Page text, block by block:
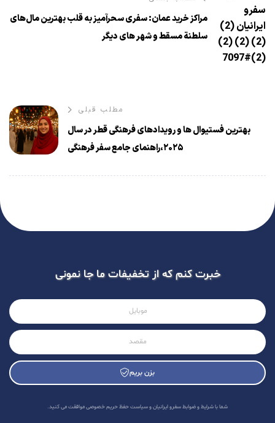
مراكز خرید عمان: سفری سحرآمیز به قلب بهترین مال‌های
سلطنة مسقط و شهر های دیگر
مطلب قبلی
بهترین فستیوال ها و رویدادهای فرهنگی قطر در سال
۲۰۲۵،راهنمای جامع سفر فرهنگی
خبرت کنم که از تخفیفات ما جا نمونی
بزن بریم
شما با شرایط و ضوابط سفرو ایرانیان و سیاست حفظ حریم خصوصی موافقت می کنید.